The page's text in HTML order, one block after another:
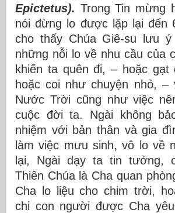
Epictetus). Trong Tin mừng
nói đừng lo được lặp lại đến
cho thấy Chúa Giê-su lưu
những nỗi lo về nhu cầu của
khiến ta quên đi, – hoặc gạt
hoặc coi như chuyện nhỏ, –
Nước Trời cũng như việc
cuộc đời ta. Ngài không
nhiệm với bản thân và gia
làm việc mưu sinh, vô lo về
lại, Ngài dạy ta tin tưởng,
Thiên Chúa là Cha quan
Cha lo liệu cho chim trời,
chi con người được Cha